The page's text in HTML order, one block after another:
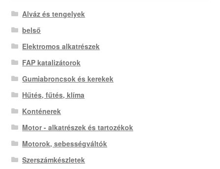
Alváz és tengelyek
belső
Elektromos alkatrészek
FAP katalizátorok
Gumiabroncsok és kerekek
Hűtés, fűtés, klíma
Konténerek
Motor - alkatrészek és tartozékok
Motorok, sebességváltók
Szerszámkészletek